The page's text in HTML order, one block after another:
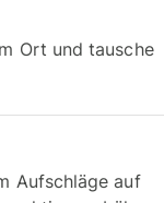
Ort und tausche
Aufschläge auf